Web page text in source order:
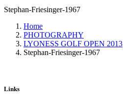
Stephan-Friesinger-1967
Home
PHOTOGRAPHY
LYONESS GOLF OPEN 2013
Stephan-Friesinger-1967
Links